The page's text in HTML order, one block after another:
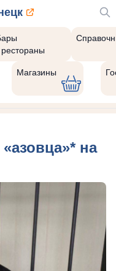
Магазины
на